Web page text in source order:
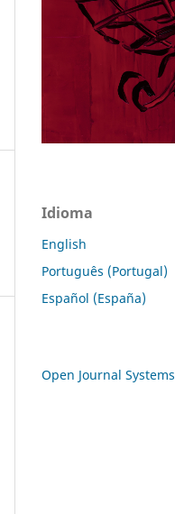
Idioma
English
Português (Portugal)
Español (España)
Open Journal Systems